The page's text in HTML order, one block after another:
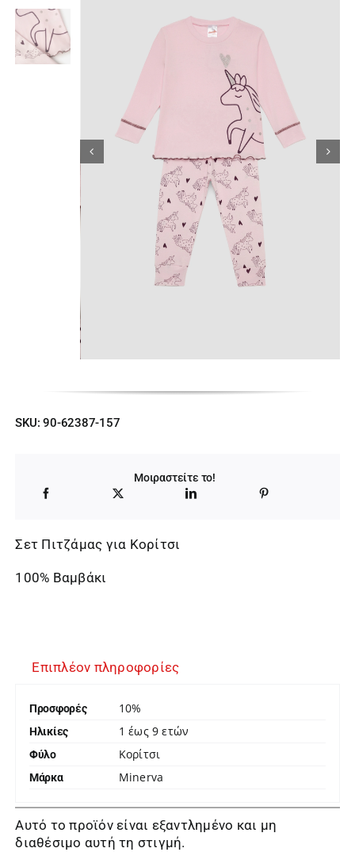
Κορίτσι
Εσώρουχα
Είδη Παρέλασης
Σχετικά με εμάς
SKU:90-62387-157
Μοιραστείτε το!
Σετ Πιτζάμας για Κορίτσι
100% Βαμβάκι
Επιπλέον πληροφορίες
Προσφορές 10%
Ηλικίες 1 έως 9 ετών
Φύλο Κορίτσι
Μάρκα Minerva
Αυτό το προϊόν είναι εξαντλημένο και μη
διαθέσιμο αυτή τη στιγμή.